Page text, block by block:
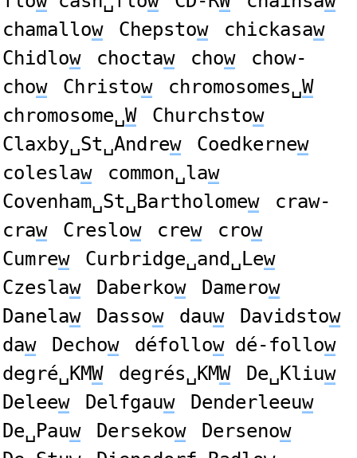
chamallow Chepstow chickasaw
Chidlow choctaw chow
chow-
chow Christow chromosomes␣W
chromosome␣W Churchstow
Claxby␣St␣Andrew Coedkernew
coleslaw common␣law
Covenham␣St␣Bartholomew
craw-
craw Creslow crew crow
Cumrew Curbridge␣and␣Lew
Czeslaw Daberkow Damerow
Danelaw Dassow dauw Davidstow
daw Dechow défollowdé-follow
degré␣KMW degrés␣KMW De␣Kliuw
Deleew Delfgauw Denderleeuw
De␣Pauw Dersekow Dersenow